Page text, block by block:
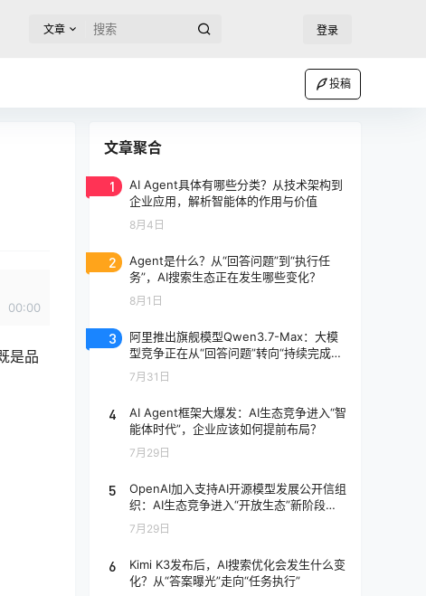
文章 登录
投稿
00:00
是品
文章聚合
1
AI Agent具体有哪些分类？从技术架构到
企业应用，解析智能体的作用与价值
8月4日
2
Agent是什么？从“回答问题”到“执行任
务”，AI搜索生态正在发生哪些变化？
8月1日
3
阿里推出旗舰模型Qwen3.7-Max：大模
型竞争正在从“回答问题”转向“持续完成任
务”
7月31日
4
AI Agent框架大爆发：AI生态竞争进入“智
能体时代”，企业应该如何提前布局？
7月29日
5
OpenAI加入支持AI开源模型发展公开信组
织：AI生态竞争进入“开放生态”新阶段，
企业应该如何应对？
7月29日
6
Kimi K3发布后，AI搜索优化会发生什么变
化？从“答案曝光”走向“任务执行”